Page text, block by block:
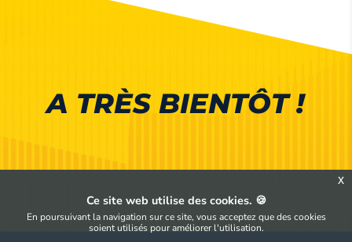
A TRÈS BIENTÔT !
Ce site web utilise des cookies. 🍪
En poursuivant la navigation sur ce site, vous acceptez que des cookies
soient utilisés pour améliorer l'utilisation.
x